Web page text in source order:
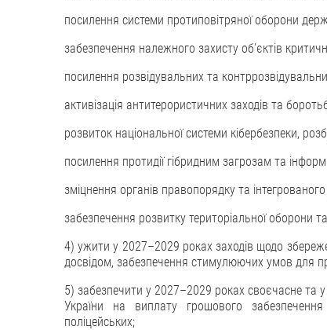
посилення системи протиповітряної оборони
забезпечення належного захисту об'єктів
посилення розвідувальних та
активізація антитерористичних заходів та
розвиток національної системи кібербезпеки,
посилення протидії гібридним загрозам та
зміцнення органів правопорядку та
забезпечення розвитку територіальної оборони
4) ужити у 2027–2029 роках заходів щодо
досвідом, забезпечення стимулюючих умов для
5) забезпечити у 2027–2029 роках своєчасне та
України на виплату грошового
поліцейських;